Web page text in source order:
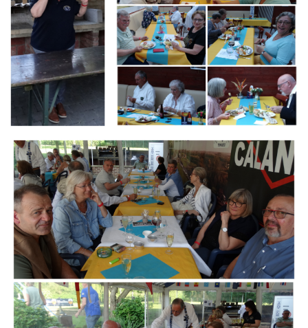
Branding
ARMCHAIR